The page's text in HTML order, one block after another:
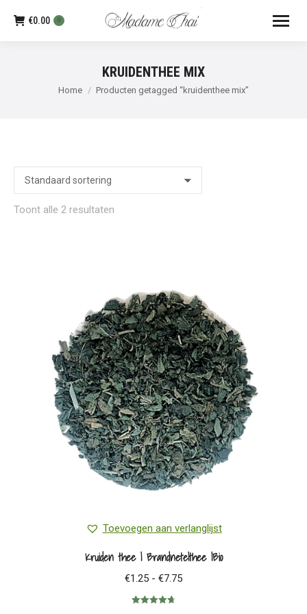
€0.00 0
KRUIDENTHEE MIX
Je bent hier:
Home Producten getagged “kruidenthee mix”
Toont alle 2 resultaten
Toevoegen aan verlanglijst
Kruiden thee | Brandnetelthee |Bio
€1.25 - €7.75Prijsklasse: